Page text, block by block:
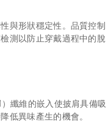
與形狀穩定性。品質控制
測以防止穿戴過程中的脫
纖維的嵌入使披肩具備吸
低異味產生的機會。